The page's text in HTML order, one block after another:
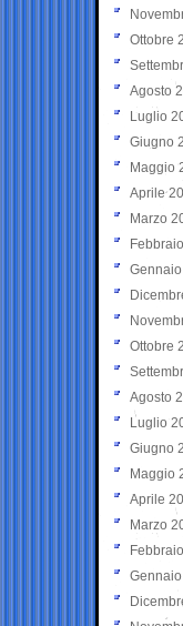
Ottobre
Agosto
Luglio
Giugno
Maggio
Aprile
Marzo
Ottobre
Agosto
Luglio
Giugno
Maggio
Aprile
Marzo